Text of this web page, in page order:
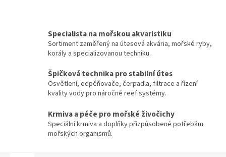
Specialista na mořskou akvaristiku
Sortiment zaměřený na útesová akvária, mořské ryby,
korály a specializovanou techniku.
Špičková technika pro stabilní útes
Osvětlení, odpěňovače, čerpadla, filtrace a řízení
kvality vody pro náročné reef systémy.
Krmiva a péče pro mořské živočichy
Speciální krmiva a doplňky přizpůsobené potřebám
mořských organismů.